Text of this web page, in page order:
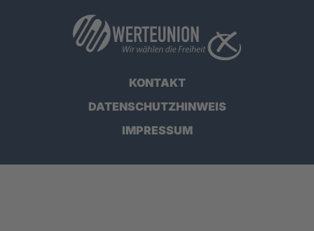
KONTAKT
DATENSCHUTZHINWEIS
IMPRESSUM